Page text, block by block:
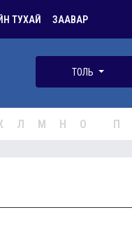
ТУХАЙ ЗААВАР
ТОЛЬ
Л М Н О П